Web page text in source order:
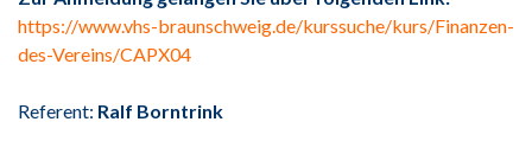
https://www.vhs-braunschweig.de/kurssuche/kurs/Finanzen-
des-Vereins/CAPX04
Referent: Ralf Borntrink